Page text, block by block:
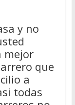
y no
mejor
que
a
todas